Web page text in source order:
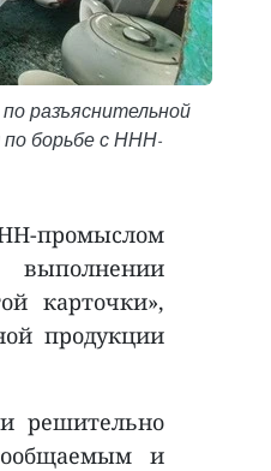
разъяснительной
по борьбе с ННН-
промыслом
карточки»,
продукции
и решительно
и